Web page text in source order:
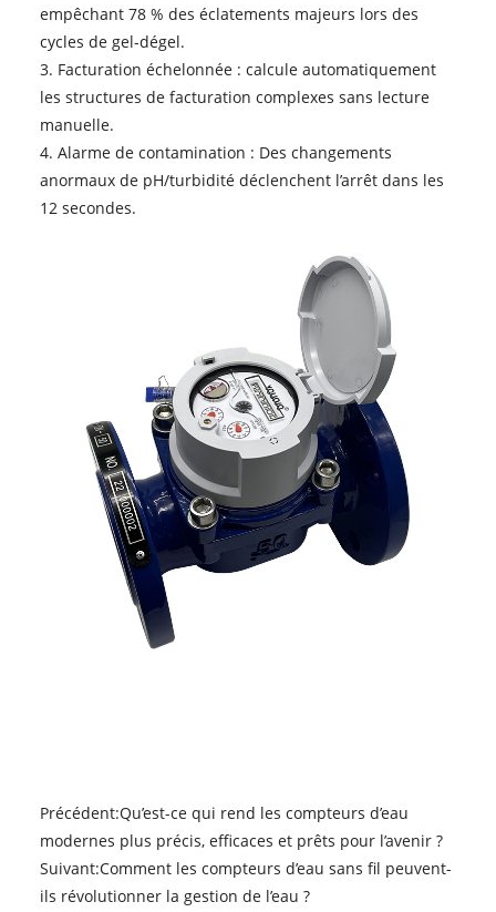
empêchant 78 % des éclatements majeurs lors des
cycles de gel-dégel.
3. Facturation échelonnée : calcule automatiquement
les structures de facturation complexes sans lecture
manuelle.
4. Alarme de contamination : Des changements
anormaux de pH/turbidité déclenchent l’arrêt dans les
12 secondes.
Précédent:Qu’est-ce qui rend les compteurs d’eau
modernes plus précis, efficaces et prêts pour l’avenir ?
Suivant:Comment les compteurs d’eau sans fil peuvent-
ils révolutionner la gestion de l’eau ?